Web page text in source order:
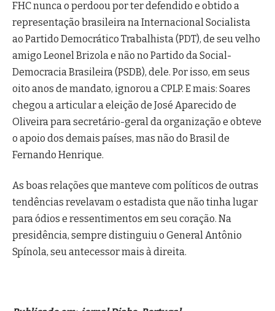
FHC nunca o perdoou por ter defendido e obtido a
representação brasileira na Internacional Socialista
ao Partido Democrático Trabalhista (PDT), de seu velho
amigo Leonel Brizola e não no Partido da Social-
Democracia Brasileira (PSDB), dele. Por isso, em seus
oito anos de mandato, ignorou a CPLP. E mais: Soares
chegou a articular a eleição de José Aparecido de
Oliveira para secretário-geral da organização e obteve
o apoio dos demais países, mas não do Brasil de
Fernando Henrique.
As boas relações que manteve com políticos de outras
tendências revelavam o estadista que não tinha lugar
para ódios e ressentimentos em seu coração. Na
presidência, sempre distinguiu o General Antônio
Spínola, seu antecessor mais à direita.